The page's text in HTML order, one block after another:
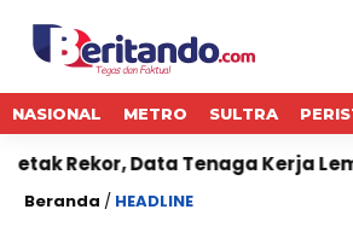
NASIONAL METRO SULTRA
Data Tenaga Kerja Lemah Buka
Beranda / HEADLINE